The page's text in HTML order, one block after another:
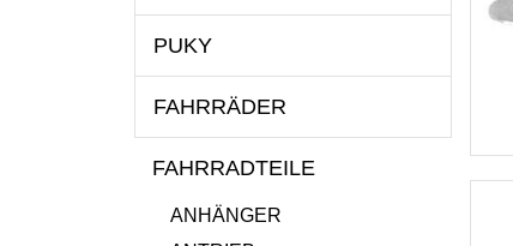
PUKY
FAHRRÄDER
FAHRRADTEILE
ANHÄNGER